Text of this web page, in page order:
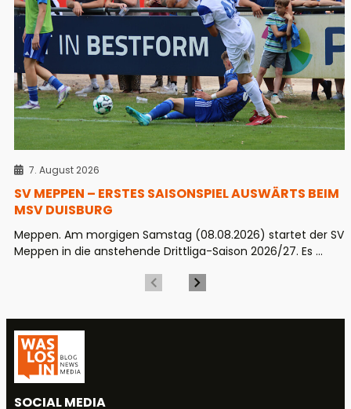
7. August 2026
SV MEPPEN – ERSTES SAISONSPIEL AUSWÄRTS BEIM
MSV DUISBURG
Meppen. Am morgigen Samstag (08.08.2026) startet der SV
Meppen in die anstehende Drittliga-Saison 2026/27. Es ...
SOCIAL MEDIA